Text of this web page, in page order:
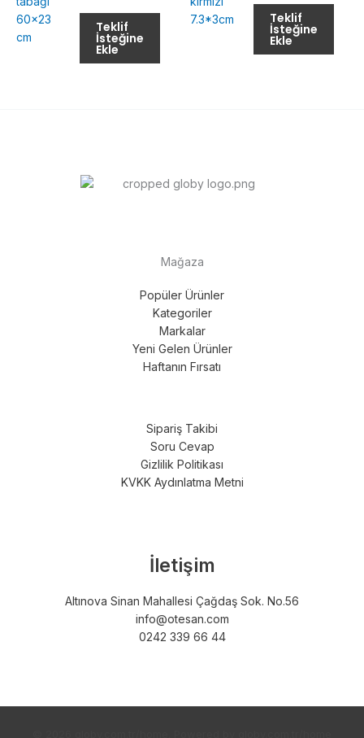
Teklif
İsteğine
Ekle
Teklif
İsteğine
Ekle
Mağaza
Popüler Ürünler
Kategoriler
Markalar
Yeni Gelen Ürünler
Haftanın Fırsatı
Sipariş Takibi
Soru Cevap
Gizlilik Politikası
KVKK Aydınlatma Metni
İletişim
Altınova Sinan Mahallesi Çağdaş Sok. No.56
info@otesan.com
0242 339 66 44